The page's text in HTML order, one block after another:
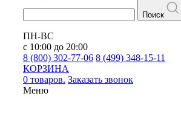
Поиск
ПН-ВС
с 10:00 до 20:00
8 (800) 302-77-06 8 (499) 348-15-11
КОРЗИНА
0 товаров. Заказать звонок
Меню